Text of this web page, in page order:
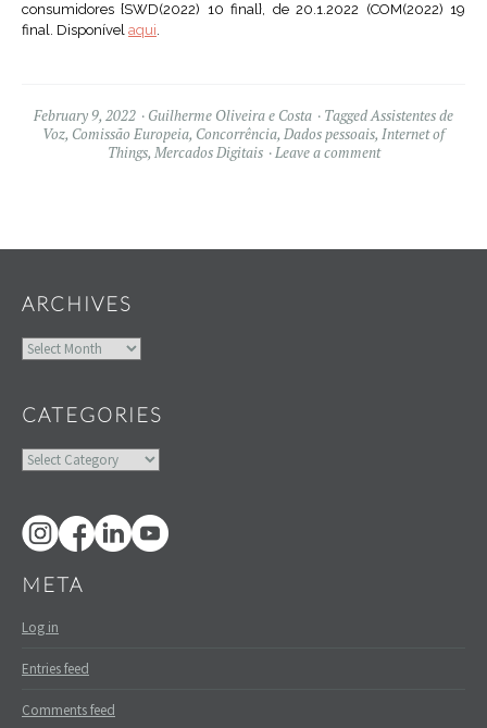
consumidores {SWD(2022) 10 final}, de 20.1.2022 (COM(2022) 19
final. Disponível aqui.
February 9, 2022 Guilherme Oliveira e Costa TaggedAssistentes de
Voz, Comissão Europeia, Concorrência, Dados pessoais, Internet of
Things, Mercados Digitais Leave a comment
ARCHIVES
Archives
CATEGORIES
Categories
META
Log in
Entries feed
Comments feed